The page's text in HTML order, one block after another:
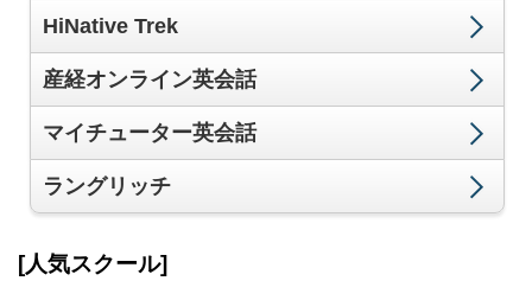
HiNative Trek
産経オンライン英会話
マイチューター英会話
ラングリッチ
[人気スクール]